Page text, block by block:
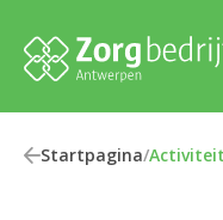
Startpagina/